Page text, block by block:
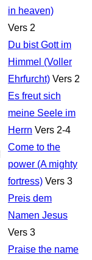
in heaven)
Vers 2
Du bist Gott im
Himmel (Voller
Ehrfurcht) Vers 2
Es freut sich
meine Seele im
Herrn Vers 2-4
Come to the
power (A mighty
fortress) Vers 3
Preis dem
Namen Jesus
Vers 3
Praise the name